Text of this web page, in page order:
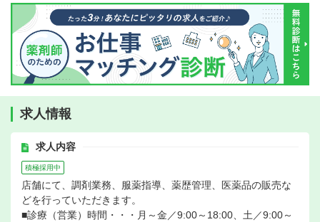
求人情報
求人内容
積極採用中
店舗にて、調剤業務、服薬指導、薬歴管理、医薬品の販売な
どを行っていただきます。
■診療（営業）時間・・・月～金／9:00～18:00、土／9:00～